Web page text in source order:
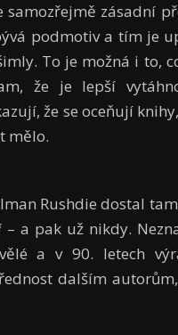
zásadní
podmotiv a tím je
To je možná i to,
že je lepší
že se oceňují
mělo.
Rushdie dostal
– a pak už nikdy.
a v 90. letech
dalším